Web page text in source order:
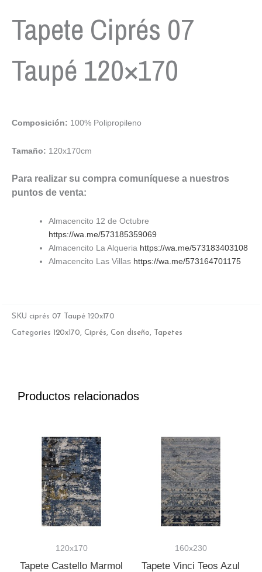
Tapete Ciprés 07
Taupé 120×170
Composición: 100% Polipropileno
Tamaño: 120x170cm
Para realizar su compra comuníquese a nuestros
puntos de venta:
Almacencito 12 de Octubre
https://wa.me/573185359069
Almacencito La Alqueria https://wa.me/573183403108
Almacencito Las Villas https://wa.me/573164701175
SKU ciprés 07 Taupé 120x170
Categories 120x170 Ciprés Con diseño Tapetes
Productos relacionados
120x170
Tapete Castello Marmol
160x230
Tapete Vinci Teos Azul